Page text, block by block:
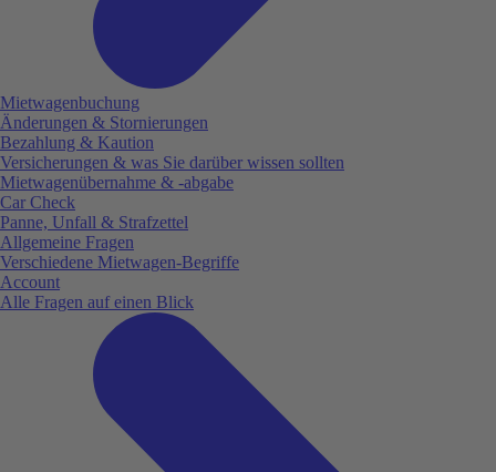
Mietwagenbuchung
Änderungen & Stornierungen
Bezahlung & Kaution
Versicherungen & was Sie darüber wissen sollten
Mietwagenübernahme & -abgabe
Car Check
Panne, Unfall & Strafzettel
Allgemeine Fragen
Verschiedene Mietwagen-Begriffe
Account
Alle Fragen auf einen Blick